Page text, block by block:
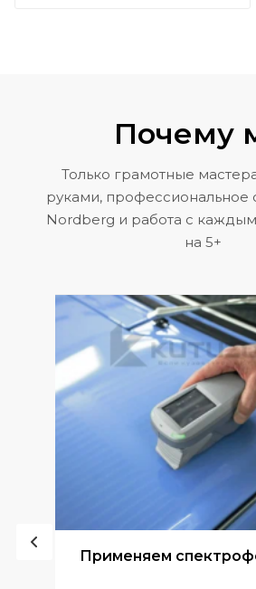
Почему
Только грамотные
руками, профессиональное
Nordberg и работа с
на 5+
Применяем